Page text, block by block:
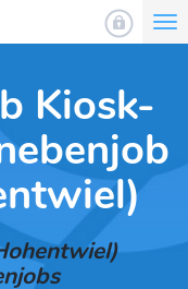
Kiosk-